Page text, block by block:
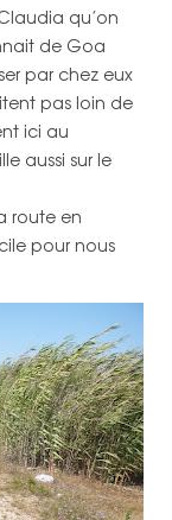
qu’on
de Goa
par chez eux
pas loin de
ici au
aussi sur le
route en
pour nous